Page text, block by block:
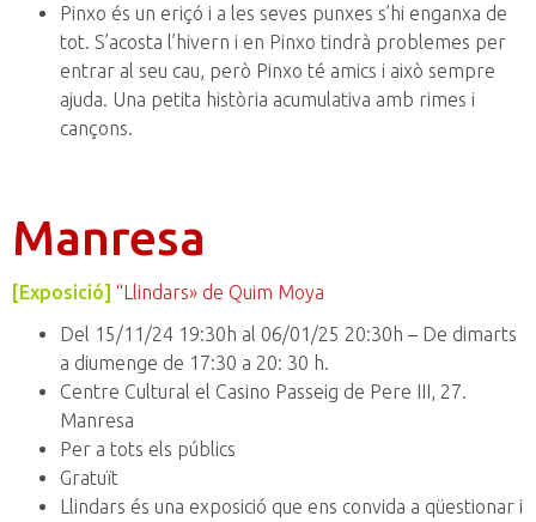
Pinxo és un eriçó i a les seves punxes s’hi enganxa de
tot. S’acosta l’hivern i en Pinxo tindrà problemes per
entrar al seu cau, però Pinxo té amics i això sempre
ajuda. Una petita història acumulativa amb rimes i
cançons.
Manresa
[Exposició] “Llindars» de Quim Moya
Del 15/11/24 19:30h al 06/01/25 20:30h – De dimarts
a diumenge de 17:30 a 20: 30 h.
Centre Cultural el Casino Passeig de Pere III, 27.
Manresa
Per a tots els públics
Gratuït
Llindars és una exposició que ens convida a qüestionar i